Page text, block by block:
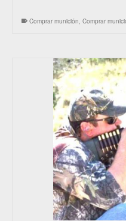
Comprar munición, Comprar